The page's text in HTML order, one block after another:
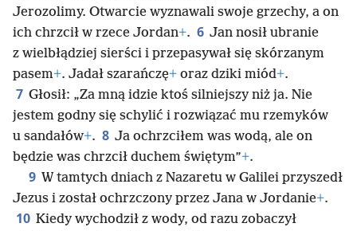
Jerozolimy. Otwarcie wyznawali swoje grzechy, a on
ich chrzcił w rzece Jordan+. 6 Jan nosił ubranie
z wielbłądziej sierści i przepasywał się skórzanym
pasem+. Jadał szarańczę+ oraz dziki miód+.
7 Głosił: „Za mną idzie ktoś silniejszy niż ja. Nie
jestem godny się schylić i rozwiązać mu rzemyków
u sandałów+. 8 Ja ochrzciłem was wodą, ale on
będzie was chrzcił duchem świętym”+.
9 W tamtych dniach z Nazaretu w Galilei przyszedł
Jezus i został ochrzczony przez Jana w Jordanie+.
10 Kiedy wychodził z wody, od razu zobaczył